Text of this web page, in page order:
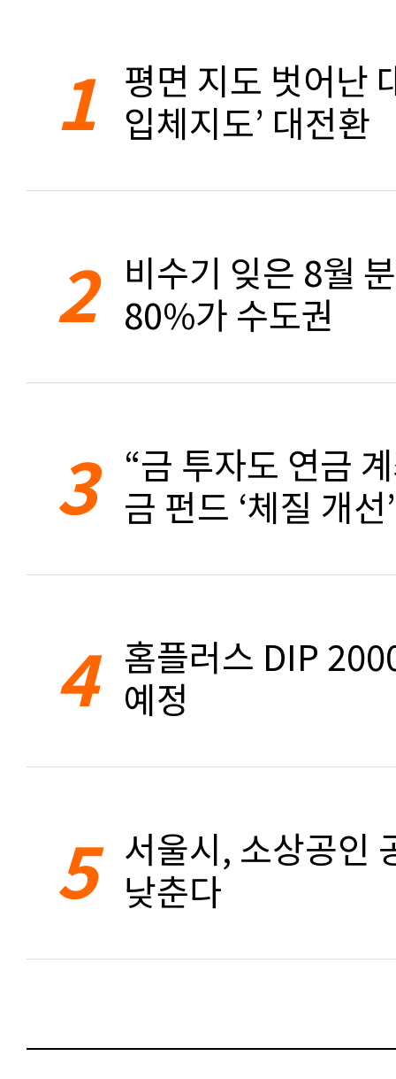
1 평면 지도 벗어난
입체지도’ 대전환
2 비수기 잊은 8월
80%가 수도권
3 “금 투자도 연금
금 펀드 ‘체질 개선’
4 홈플러스 DIP
예정
5 서울시, 소상공인
낮춘다